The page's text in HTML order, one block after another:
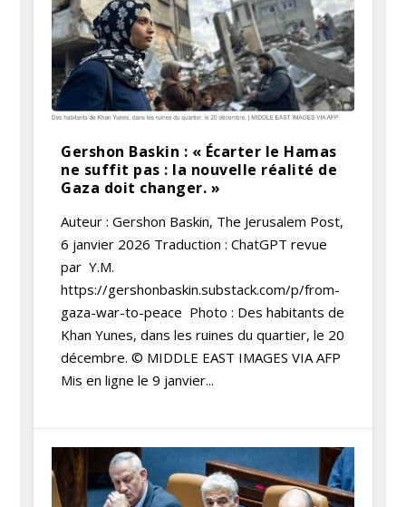
Gershon Baskin : « Écarter le Hamas
ne suffit pas : la nouvelle réalité de
Gaza doit changer. »
Auteur : Gershon Baskin, The Jerusalem Post,
6 janvier 2026 Traduction : ChatGPT revue
par Y.M.
https://gershonbaskin.substack.com/p/from-
gaza-war-to-peace Photo : Des habitants de
Khan Yunes, dans les ruines du quartier, le 20
décembre. © MIDDLE EAST IMAGES VIA AFP
Mis en ligne le 9 janvier...